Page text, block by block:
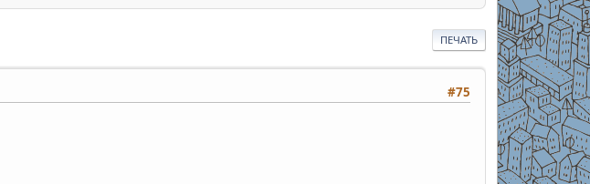
ПЕЧАТЬ
#75